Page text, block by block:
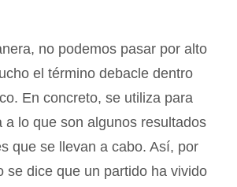
no podemos pasar por alto
el término debacle dentro
En concreto, se utiliza para
a lo que son algunos resultados
que se llevan a cabo. Así, por
se dice que un partido ha vivido